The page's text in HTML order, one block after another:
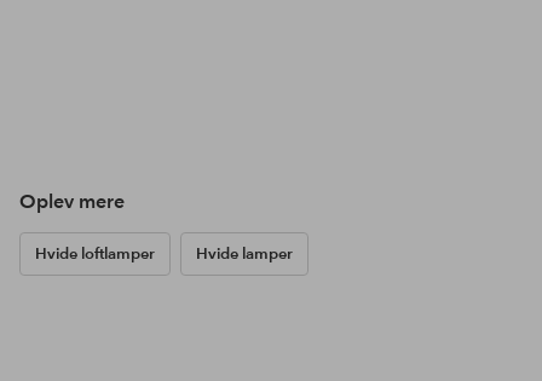
Oplev mere
Hvide loftlamper Hvide lamper